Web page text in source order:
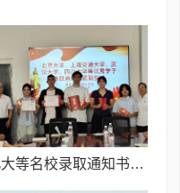
北大等名校录取通知书送达仪式在喀什市特区实验学校暖心举行